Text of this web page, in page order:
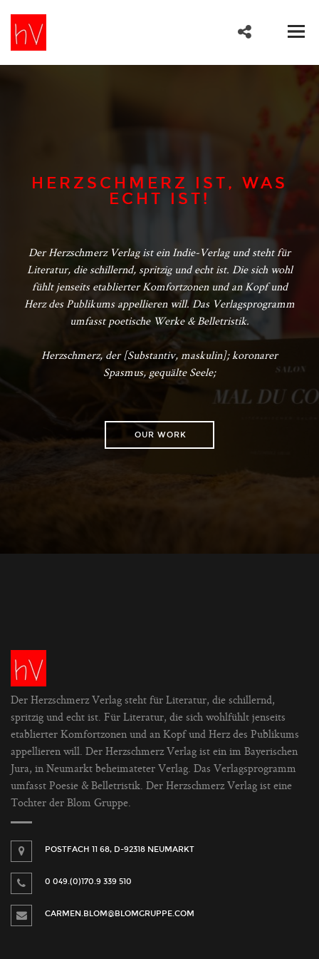
HERZSCHMERZ IST, WAS
ECHT IST!
Der Herzschmerz Verlag ist ein Indie-Verlag und steht für
Literatur, die schillernd, spritzig und echt ist. Die sich wohl
fühlt jenseits etablierter Komfortzonen und an Kopf und
Herz des Publikums appellieren will. Das Verlagsprogramm
umfasst poetische Werke & Belletristik.
Herzschmerz, der [Substantiv, maskulin]; koronarer
Spasmus, gequälte Seele;
OUR WORK
Der Herzschmerz Verlag steht für Literatur, die schillernd,
spritzig und echt ist. Für Literatur, die sich wohlfühlt jenseits
etablierter Komfortzonen und an Kopf und Herz des Publikums
appellieren will. Der Herzschmerz Verlag ist ein im Bayerischen
Jura, in Neumarkt beheimateter Verlag. Das Verlagsprogramm
umfasst Poesie & Belletristik. Der Herzschmerz Verlag ist eine
Tochter der Blom Gruppe.
POSTFACH 11 68, D-92318 NEUMARKT
0 049.(0)170.9 339 510
CARMEN.BLOM@BLOMGRUPPE.COM